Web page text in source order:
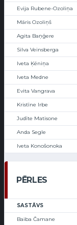
Evija Rubene-Ozoliņa
Māris Ozoliņš
Agita Baņģere
Silva Veinsberga
Iveta Ķēniņa
Iveta Medne
Evita Vangrava
Kristīne Irbe
Judīte Matisone
Anda Segle
Iveta Konošonoka
PĒRLES
SASTĀVS
Baiba Čamane